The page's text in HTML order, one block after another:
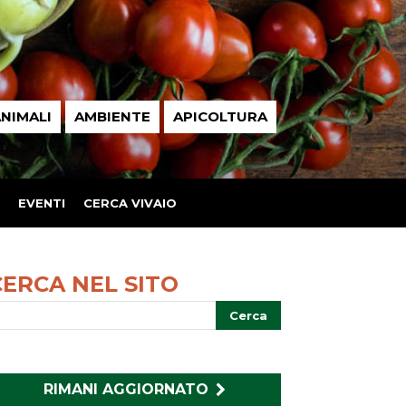
AMBIENTE APICOLTURA
EVENTI CERCA VIVAIO
NEL SITO
RIMANI AGGIORNATO